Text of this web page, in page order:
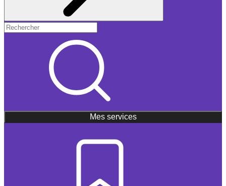
Mes services